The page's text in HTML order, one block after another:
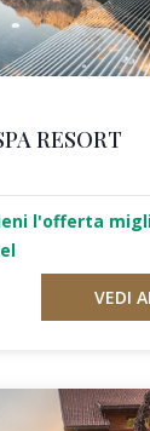
RESORT
l'offerta
VEDI